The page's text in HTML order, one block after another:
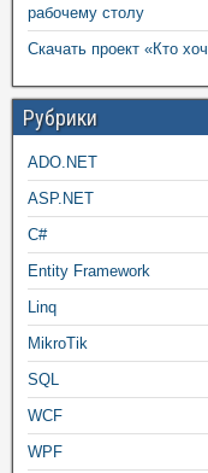
рабочему столу
Скачать проект «Кто
Рубрики
ADO.NET
ASP.NET
C#
Entity Framework
Linq
MikroTik
SQL
WCF
WPF